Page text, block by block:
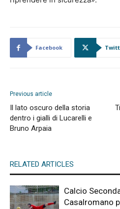
Facebook
Previous article
Il lato oscuro della storia
dentro i gialli di Lucarelli e
Bruno Arpaia
RELATED ARTICLES
Calcio
Casalromano